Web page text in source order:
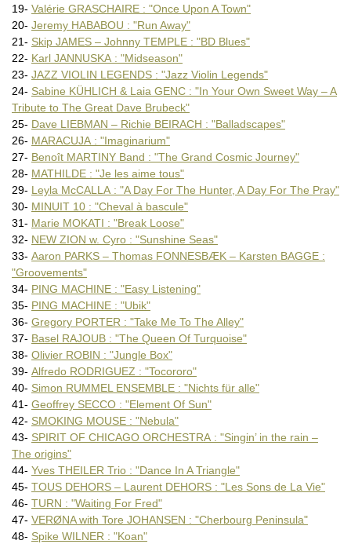
Yves THEILER Trio : "Dance (…)
TOUS DEHORS – Laurent DEHORS
TURN : "Waiting For Fred"
VERØNA with Tore JOHANSEN (…)
Spike WILNER : " Koan"
WORLDSERVICE PROJECT : "For
19- Valérie GRASCHAIRE : "Once Upon A Town"
20- Jeremy HABABOU : "Run Away"
21- Skip JAMES – Johnny TEMPLE : "BD Blues"
22- Karl JANNUSKA : "Midseason"
23- JAZZ VIOLIN LEGENDS : "Jazz Violin Legends"
24- Sabine KÜHLICH & Laia GENC : "In Your Own Sweet Way – A
Tribute to The Great Dave Brubeck"
25- Dave LIEBMAN – Richie BEIRACH : "Balladscapes"
26- MARACUJA : "Imaginarium"
27- Benoît MARTINY Band : "The Grand Cosmic Journey"
28- MATHILDE : "Je les aime tous"
29- Leyla McCALLA : "A Day For The Hunter, A Day For The Pray"
30- MINUIT 10 : "Cheval à bascule"
31- Marie MOKATI : "Break Loose"
32- NEW ZION w. Cyro : "Sunshine Seas"
33- Aaron PARKS – Thomas FONNESBÆK – Karsten BAGGE :
"Groovements"
34- PING MACHINE : "Easy Listening"
35- PING MACHINE : "Ubik"
36- Gregory PORTER : "Take Me To The Alley"
37- Basel RAJOUB : "The Queen Of Turquoise"
38- Olivier ROBIN : "Jungle Box"
39- Alfredo RODRIGUEZ : "Tocororo"
40- Simon RUMMEL ENSEMBLE : "Nichts für alle"
41- Geoffrey SECCO : "Element Of Sun"
42- SMOKING MOUSE : "Nebula"
43- SPIRIT OF CHICAGO ORCHESTRA : "Singin’ in the rain –
The origins"
44- Yves THEILER Trio : "Dance In A Triangle"
45- TOUS DEHORS – Laurent DEHORS : "Les Sons de La Vie"
46- TURN : "Waiting For Fred"
47- VERØNA with Tore JOHANSEN : "Cherbourg Peninsula"
48- Spike WILNER : "Koan"